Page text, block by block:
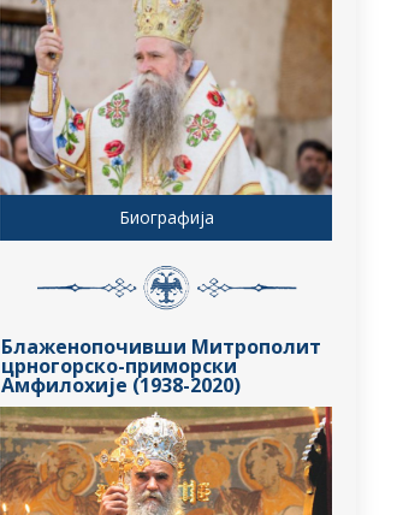
Биографија
Блаженопочивши Митрополит
црногорско-приморски
Амфилохије (1938-2020)